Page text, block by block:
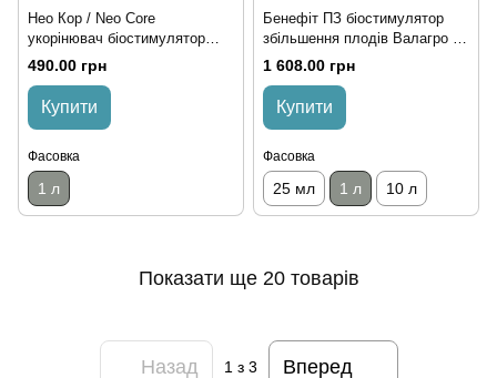
Нео Кор / Neo Core
укорінювач біостимулятор
Neova Фінляндія 1 л
490.00 грн
Купити
Фасовка
1 л
Бенефіт ПЗ біостимулятор
збільшення плодів Валагро 1
л
1 608.00 грн
Купити
Фасовка
25 мл 1 л 10 л
Показати ще 20 товарів
Назад 1з 3 Вперед